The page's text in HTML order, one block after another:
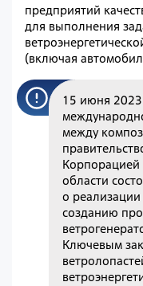
предприятий
для выполнения
(включая
15 июня 2023
между
Корпорацией
области
о
созданию
Ключевым